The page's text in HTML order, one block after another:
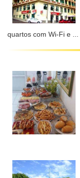
quartos com Wi-Fi e ...